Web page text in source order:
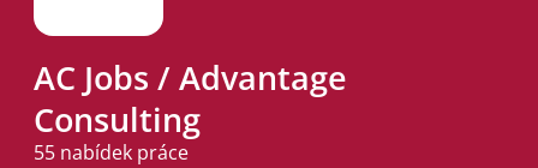
AC Jobs / Advantage
Consulting
55 nabídek práce